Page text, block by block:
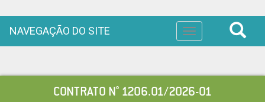
Toggle
navigation
NAVEGAÇÃO DO SITE
CONTRATO N° 1206.01/2026-01